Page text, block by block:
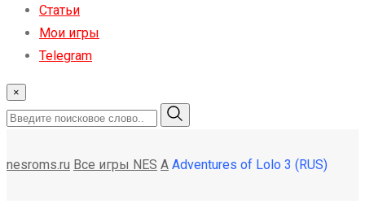
Статьи
Мои игры
Telegram
×
nesroms.ru Все игры NES A Adventures of Lolo 3 (RUS)